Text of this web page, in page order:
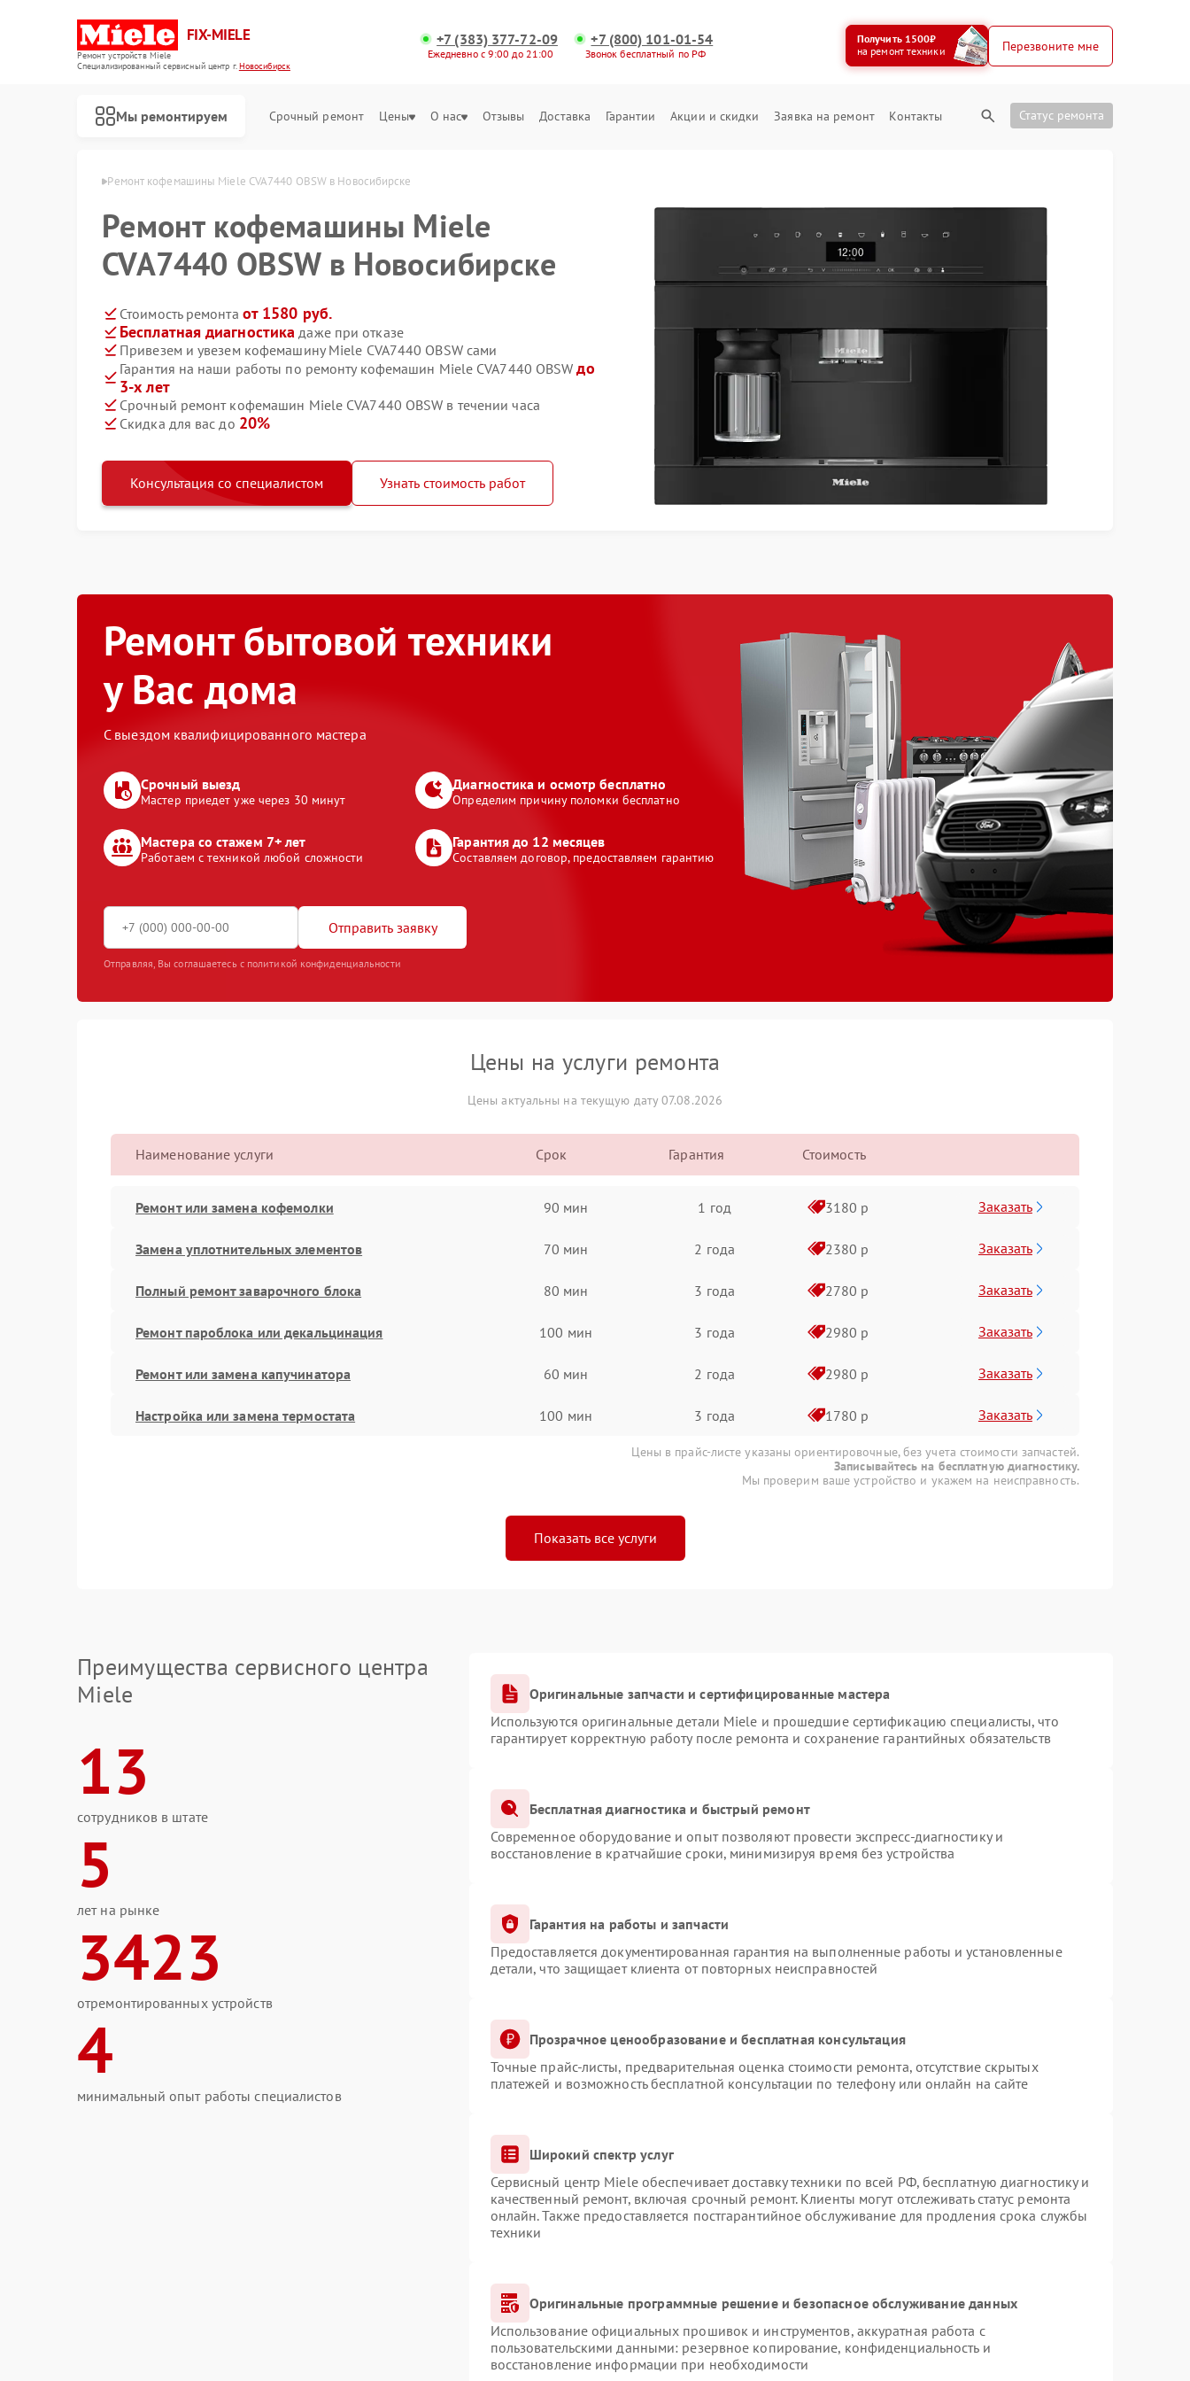
FIX-MIELE
Ремонт устройств Miele
Специализированный cервисный центр г.Новосибирск
+7 (383) 377-72-09
Ежедневно с 9:00 до 21:00
+7 (800) 101-01-54
Звонок бесплатный по РФ
Получить 1500₽
на ремонт техники
Перезвоните мне
Мы ремонтируем Срочный ремонт Цены О нас Отзывы Доставка Гарантии Акции и скидки Заявка на ремонт Контакты Статус ремонта
в Новосибирске Ремонт кофемашины Miele CVA7440 OBSW в Новосибирске
Ремонт кофемашины Miele
CVA7440 OBSW в Новосибирске
Стоимость ремонта от 1580 руб.
Бесплатная диагностика даже при отказе
Привезем и увезем кофемашину Miele CVA7440 OBSW сами
Гарантия на наши работы по ремонту кофемашин Miele CVA7440 OBSWдо
3-х лет
Срочный ремонт кофемашин Miele CVA7440 OBSW в течении часа
Скидка для вас до 20%
Консультация со специалистом Узнать стоимость работ
Ремонт бытовой техники
у Вас дома
С выездом квалифицированного мастера
Срочный выезд
Мастер приедет уже через 30 минут
Диагностика и осмотр бесплатно
Определим причину поломки бесплатно
Мастера со стажем 7+ лет
Работаем с техникой любой сложности
Гарантия до 12 месяцев
Составляем договор, предоставляем гарантию
Отправить заявку
Отправляя, Вы соглашаетесь с политикой конфиденциальности
Цены на услуги ремонта
Цены актуальны на текущую дату 07.08.2026
Наименование услуги Срок Гарантия Стоимость
Ремонт или замена кофемолки 90 мин 1 год 3180 р Заказать
Замена уплотнительных элементов 70 мин 2 года 2380 р Заказать
Полный ремонт заварочного блока 80 мин 3 года 2780 р Заказать
Ремонт пароблока или декальцинация 100 мин 3 года 2980 р Заказать
Ремонт или замена капучинатора 60 мин 2 года 2980 р Заказать
Настройка или замена термостата 100 мин 3 года 1780 р Заказать
Цены в прайс-листе указаны ориентировочные, без учета стоимости запчастей.
Записывайтесь на бесплатную диагностику.
Мы проверим ваше устройство и укажем на неисправность.
Показать все услуги
Преимущества сервисного центра
Miele
13
сотрудников в штате
5
лет на рынке
3423
отремонтированных устройств
4
минимальный опыт работы специалистов
Оригинальные запчасти и сертифицированные мастера
Используются оригинальные детали Miele и прошедшие сертификацию специалисты, что
гарантирует корректную работу после ремонта и сохранение гарантийных обязательств
Бесплатная диагностика и быстрый ремонт
Современное оборудование и опыт позволяют провести экспресс-диагностику и
восстановление в кратчайшие сроки, минимизируя время без устройства
Гарантия на работы и запчасти
Предоставляется документированная гарантия на выполненные работы и установленные
детали, что защищает клиента от повторных неисправностей
Прозрачное ценообразование и бесплатная консультация
Точные прайс-листы, предварительная оценка стоимости ремонта, отсутствие скрытых
платежей и возможность бесплатной консультации по телефону или онлайн на сайте
Широкий спектр услуг
Сервисный центр Miele обеспечивает доставку техники по всей РФ, бесплатную диагностику и
качественный ремонт, включая срочный ремонт. Клиенты могут отслеживать статус ремонта
онлайн. Также предоставляется постгарантийное обслуживание для продления срока службы
техники
Оригинальные программные решение и безопасное обслуживание данных
Использование официальных прошивок и инструментов, аккуратная работа с
пользовательскими данными: резервное копирование, конфиденциальность и
восстановление информации при необходимости